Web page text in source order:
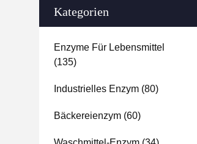
Kategorien
Enzyme Für Lebensmittel
(135)
Industrielles Enzym (80)
Bäckereienzym (60)